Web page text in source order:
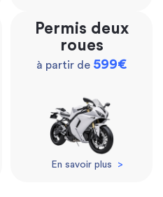
Permis deux
roues
à partir de 599€
En savoir plus >